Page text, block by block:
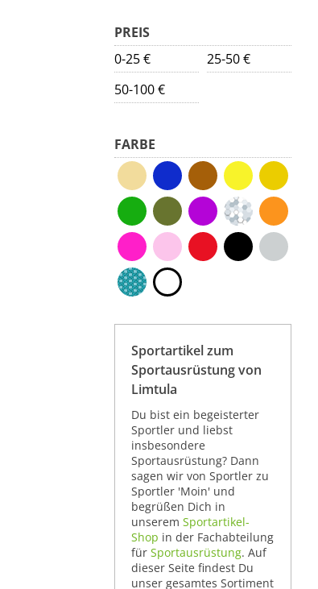
PREIS
0-25 €
25-50 €
50-100 €
FARBE
Sportartikel zum
Sportausrüstung von
Limtula
Du bist ein begeisterter
Sportler und liebst
insbesondere
Sportausrüstung? Dann
sagen wir von Sportler zu
Sportler 'Moin' und
begrüßen Dich in
unserem Sportartikel-
Shop in der Fachabteilung
für Sportausrüstung. Auf
dieser Seite findest Du
unser gesamtes Sortiment